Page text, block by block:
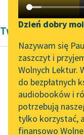
Katalog DAISY
Podkasty o książkach
Aktualności
Spotkanie z
Tunkiel w Oslo
Wolne Lektury na 32.
Pol’and’Rock
„Kochanek Lady
Dzień dobry
Nazywam się
zaszczyt i
Wolnych Lektur.
do bezpłatnych
audiobooków i
potrzebują
tylko korzystać,
finansowo
Twórczość